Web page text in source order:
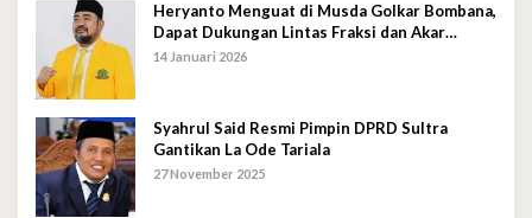
Heryanto Menguat di Musda Golkar Bombana,
Dapat Dukungan Lintas Fraksi dan Akar
Rumput
14 Januari 2026
Syahrul Said Resmi Pimpin DPRD Sultra
Gantikan La Ode Tariala
27 November 2025